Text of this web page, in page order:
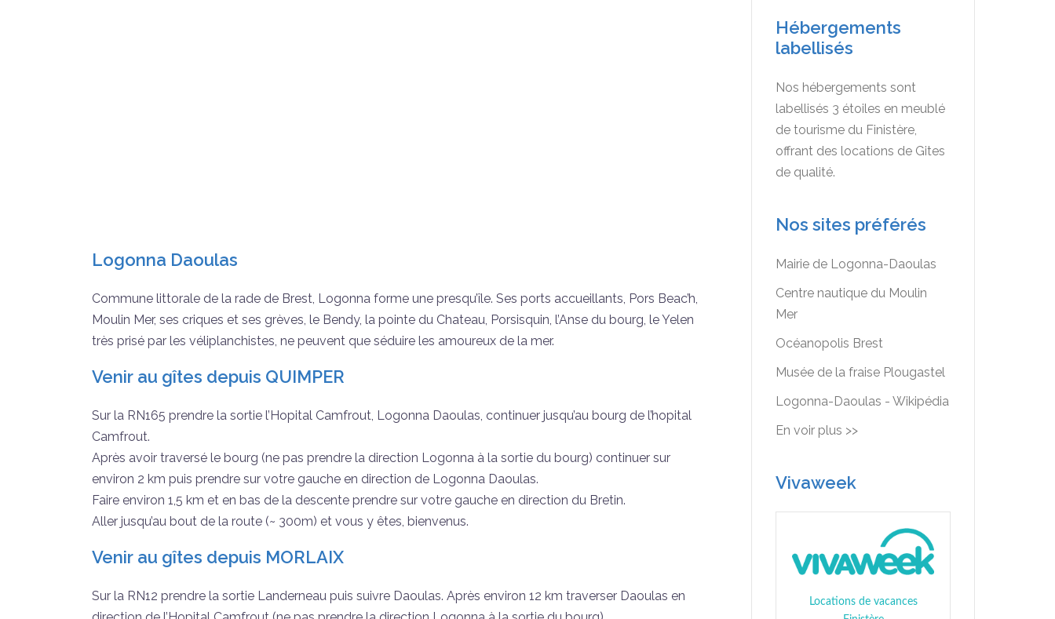
Logonna Daoulas
Commune littorale de la rade de Brest, Logonna forme une presqu’île. Ses ports accueillants, Pors Beac’h,
Moulin Mer, ses criques et ses grèves, le Bendy, la pointe du Chateau, Porsisquin, l’Anse du bourg, le Yelen
très prisé par les véliplanchistes, ne peuvent que séduire les amoureux de la mer.
Venir au gîtes depuis QUIMPER
Sur la RN165 prendre la sortie l’Hopital Camfrout, Logonna Daoulas, continuer jusqu’au bourg de l’hopital
Camfrout.
Après avoir traversé le bourg (ne pas prendre la direction Logonna à la sortie du bourg) continuer sur
environ 2 km puis prendre sur votre gauche en direction de Logonna Daoulas.
Faire environ 1,5 km et en bas de la descente prendre sur votre gauche en direction du Bretin.
Aller jusqu’au bout de la route (~ 300m) et vous y êtes, bienvenus.
Venir au gîtes depuis MORLAIX
Sur la RN12 prendre la sortie Landerneau puis suivre Daoulas. Après environ 12 km traverser Daoulas en
Hébergements
labellisés
Nos hébergements sont
labellisés 3 étoiles en meublé
de tourisme du Finistère,
offrant des locations de Gites
de qualité.
Nos sites préférés
Mairie de Logonna-Daoulas
Centre nautique du Moulin
Mer
Océanopolis Brest
Musée de la fraise Plougastel
Logonna-Daoulas - Wikipédia
En voir plus >>
Vivaweek
Locations de vacances